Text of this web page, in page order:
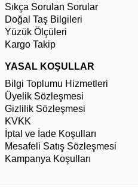
Sıkça Sorulan Sorular
Doğal Taş Bilgileri
Yüzük Ölçüleri
Kargo Takip
YASAL KOŞULLAR
Bilgi Toplumu Hizmetleri
Üyelik Sözleşmesi
Gizlilik Sözleşmesi
KVKK
İptal ve İade Koşulları
Mesafeli Satış Sözleşmesi
Kampanya Koşulları